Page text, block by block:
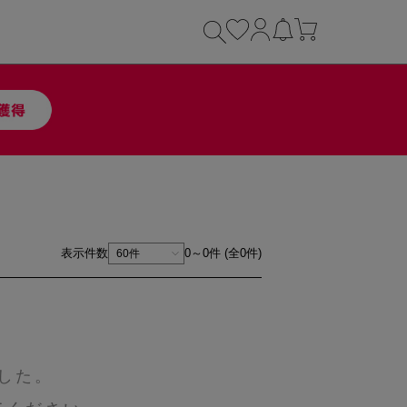
表示件数 0～0件 (全0件)
た。